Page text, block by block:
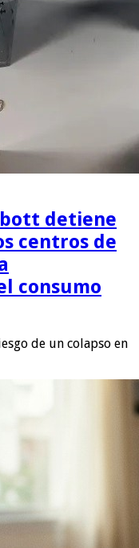
detiene
centros de
consumo
de un colapso en